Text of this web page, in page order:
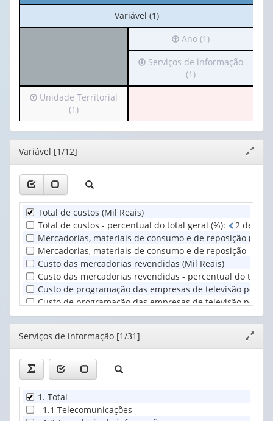
No
cabeçalho:
Variável (1)
Irá
para
o
cabeçalho
(possui
valor):
Ano (1)
Irá
o
apenas
1
(1)
Serviços de informação
(1)
Irá
o
cabeçalho
(possui
apenas
valor):
Unidade
Territorial
(1)
Unidade Territorial
(1)
Editor
janela
Variável [1/12]
Total de custos (Mil Reais)
Total de custos - percentual do total geral (%): 2 de
Mercadorias, materiais de consumo e de reposição (Mil
Mercadorias, materiais de consumo e de reposição -
Custo das mercadorias revendidas (Mil Reais)
Custo das mercadorias revendidas - percentual do total
Custo de programação das empresas de televisão por
Custo de programação das empresas de televisão por
Aluguel/locação de filmes (Mil Reais)
Aluguel/locação de filmes - percentual do total geral (%)
Outros custos (Mil Reais)
Outros custos - percentual do total geral (%): 2de5
Editor
janela
Serviços de informação [1/31]
1. Total
1.1 Telecomunicações